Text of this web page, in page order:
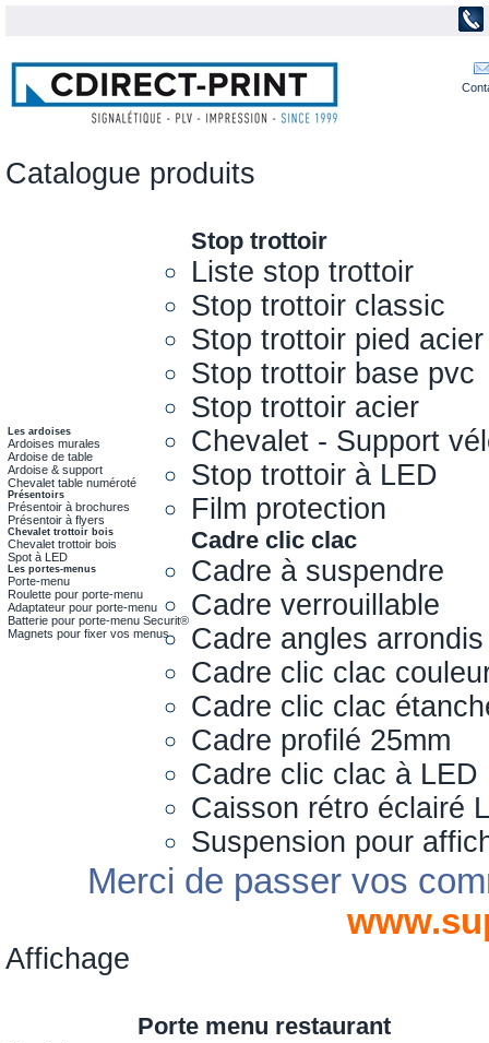
Catalogue produits
Les ardoises
Ardoises murales
Ardoise de table
Ardoise & support
Chevalet table numéroté
Présentoirs
Présentoir à brochures
Présentoir à flyers
Chevalet trottoir bois
Chevalet trottoir bois
Spot à LED
Les portes-menus
Porte-menu
Roulette pour porte-menu
Adaptateur pour porte-menu
Batterie pour porte-menu Securit®
Magnets pour fixer vos menus
Stop trottoir
Liste stop trottoir
Stop trottoir classic
Stop trottoir pied acier
Stop trottoir base pvc
Stop trottoir acier
Chevalet - Support
Stop trottoir à LED
Film protection
Cadre clic clac
Cadre à suspendre
Cadre verrouillable
Cadre angles arrondis
Cadre clic clac
Cadre clic clac
Cadre profilé 25mm
Cadre clic clac à LED
Caisson rétro éclairé
Suspension pour
Merci de passer vos
Affichage
Porte menu restaurant